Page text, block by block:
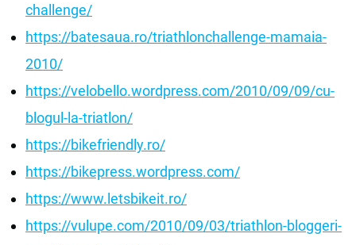
challenge/
https://batesaua.ro/triathlonchallenge-mamaia-
2010/
https://velobello.wordpress.com/2010/09/09/cu-
blogul-la-triatlon/
https://bikefriendly.ro/
https://bikepress.wordpress.com/
https://www.letsbikeit.ro/
https://vulupe.com/2010/09/03/triathlon-bloggeri-